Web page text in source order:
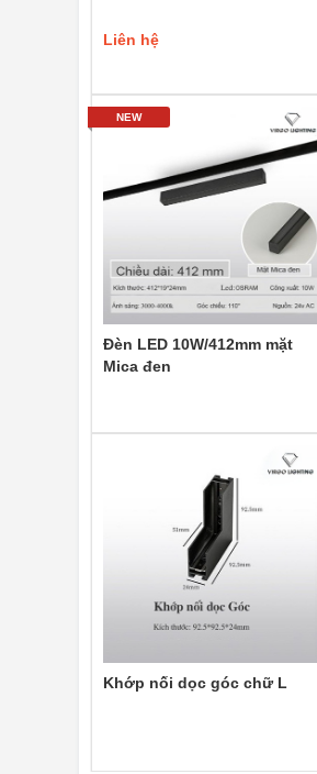
Liên hệ
Đèn LED 10W/412mm mặt
Mica đen
NEW
Khớp nối dọc góc chữ L